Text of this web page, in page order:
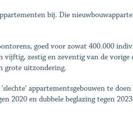
bij. Die
goed voor zowat 400.000
zestig en zeventig van de
grote uitzondering.
appartementsgebouwen te
2020 en dubbele beglazing tegen